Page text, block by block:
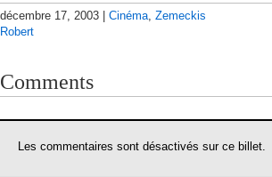
décembre 17, 2003 | Cinéma, Zemeckis
Robert
Comments
Les commentaires sont désactivés sur ce billet.